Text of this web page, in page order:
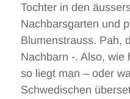
Tochter in den
Nachbarsgarten und
Blumenstrauss. Pah,
Nachbarn -. Also, wie
so liegt man – oder
Schwedischen